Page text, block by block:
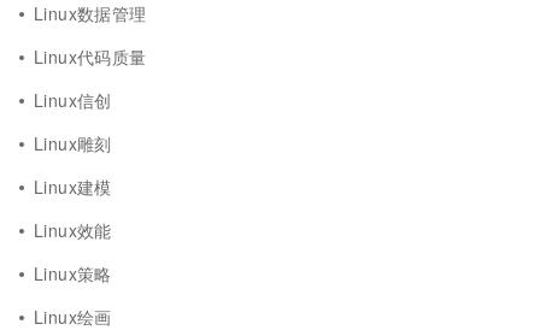
Linux数据管理
Linux代码质量
Linux信创
Linux雕刻
Linux建模
Linux效能
Linux策略
Linux绘画